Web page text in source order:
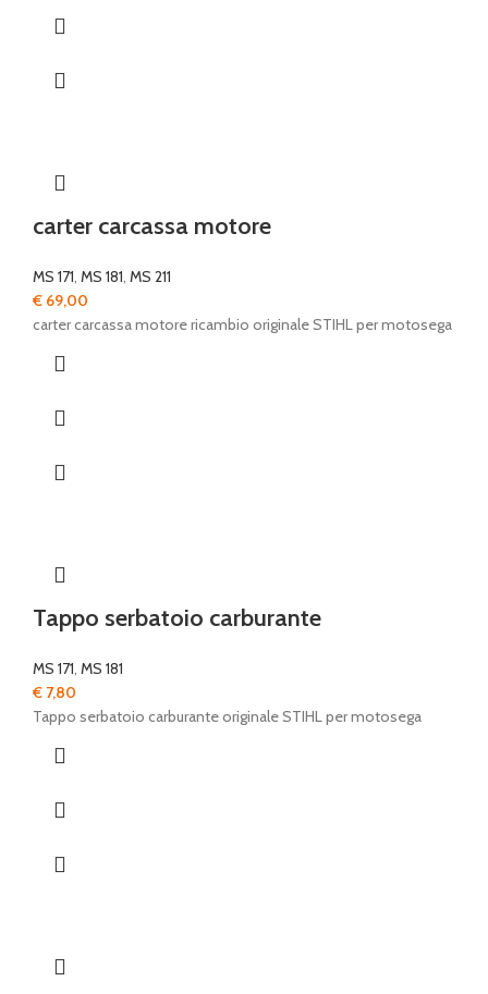
carter carcassa motore
MS 171, MS 181, MS 211
€ 69,00
carter carcassa motore ricambio originale STIHL per motosega
Tappo serbatoio carburante
MS 171, MS 181
€ 7,80
Tappo serbatoio carburante originale STIHL per motosega